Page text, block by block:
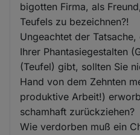
bigotten Firma, als
Teufels zu bezeichnen?!
Ungeachtet der
Ihrer Phantasiegestalten
(Teufel) gibt, sollten Sie
Hand von dem Zehnten
produktive Arbeit!)
schamhaft zurückziehen?
Wie verdorben muß ein